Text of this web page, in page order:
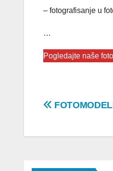
– fotografisanje u
…
Pogledajte naše
Post